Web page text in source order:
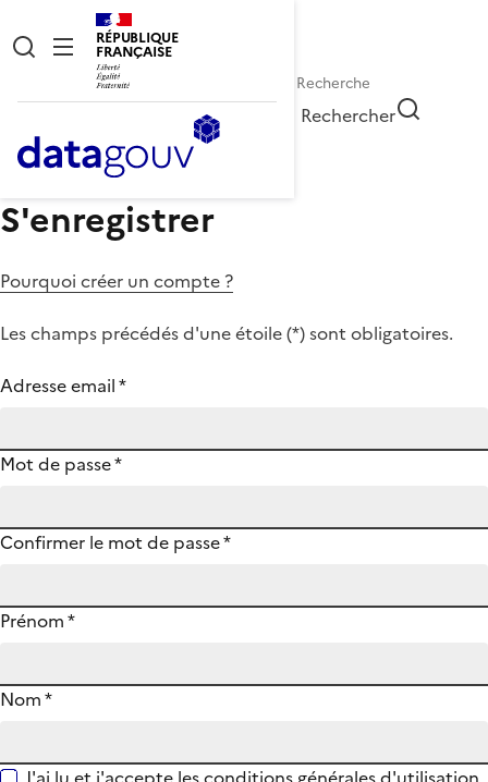
RÉPUBLIQUE
FRANÇAISE
Rechercher
S'enregistrer
Pourquoi créer un compte ?
Les champs précédés d'une étoile (*) sont obligatoires.
Adresse email*
Mot de passe*
Confirmer le mot de passe*
Prénom*
Nom*